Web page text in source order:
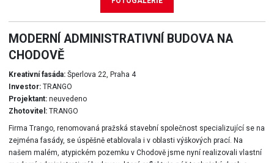
MODERNÍ ADMINISTRATIVNÍ BUDOVA NA
CHODOVĚ
Kreativní fasáda:Šperlova 22, Praha 4
Investor:TRANGO
Projektant:neuvedeno
Zhotovitel:TRANGO
Firma Trango, renomovaná pražská stavební společnost specializující se na
zejména fasády, se úspěšně etablovala i v oblasti výškových prací. Na
našem malém, atypickém pozemku v Chodově jsme nyní realizovali vlastní